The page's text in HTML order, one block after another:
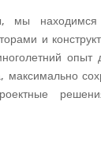
мы находимся
и
опыт
максимально